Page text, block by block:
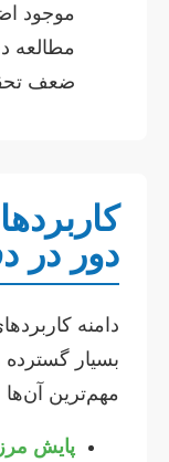
موجود
مطالعه
ضعف
دور در
دامنه
بسیار
مهم‌ترین آن‌ها
پایش